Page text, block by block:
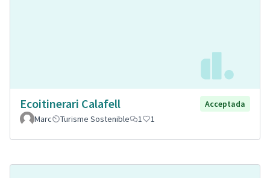
Ecoitinerari Calafell
Acceptada
Marc
Turisme Sostenible 1 1